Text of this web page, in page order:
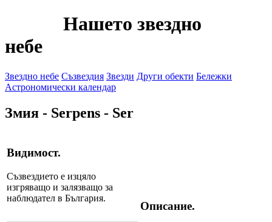
Нашето звездно
небе
Звездно небе Съзвездия Звезди Други обекти Бележки
Астрономически календар
Змия - Serpens - Ser
Видимост.
Съзвездието е изцяло
изгряващо и залязващо за
наблюдател в България.
Описание.